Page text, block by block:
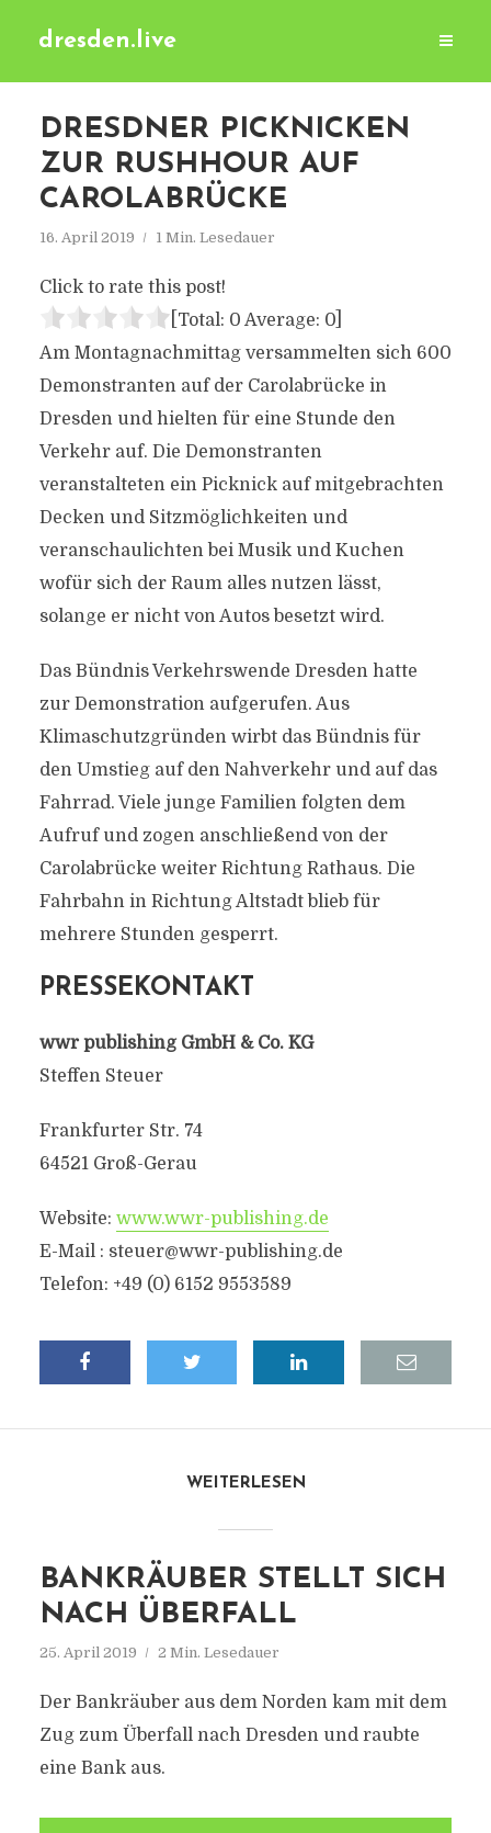
dresden.live
DRESDNER PICKNICKEN
ZUR RUSHHOUR AUF
CAROLABRÜCKE
16. April 2019 1 Min. Lesedauer
Click to rate this post!
[Total: 0 Average: 0]
Am Montagnachmittag versammelten sich 600
Demonstranten auf der Carolabrücke in
Dresden und hielten für eine Stunde den
Verkehr auf. Die Demonstranten
veranstalteten ein Picknick auf mitgebrachten
Decken und Sitzmöglichkeiten und
veranschaulichten bei Musik und Kuchen
wofür sich der Raum alles nutzen lässt,
solange er nicht von Autos besetzt wird.
Das Bündnis Verkehrswende Dresden hatte
zur Demonstration aufgerufen. Aus
Klimaschutzgründen wirbt das Bündnis für
den Umstieg auf den Nahverkehr und auf das
Fahrrad. Viele junge Familien folgten dem
Aufruf und zogen anschließend von der
Carolabrücke weiter Richtung Rathaus. Die
Fahrbahn in Richtung Altstadt blieb für
mehrere Stunden gesperrt.
PRESSEKONTAKT
wwr publishing GmbH & Co. KG
Steffen Steuer
Frankfurter Str. 74
64521 Groß-Gerau
Website: www.wwr-publishing.de
E-Mail : steuer@wwr-publishing.de
Telefon: +49 (0) 6152 9553589
WEITERLESEN
BANKRÄUBER STELLT SICH
NACH ÜBERFALL
25. April 2019 2 Min. Lesedauer
Der Bankräuber aus dem Norden kam mit dem
Zug zum Überfall nach Dresden und raubte
eine Bank aus.